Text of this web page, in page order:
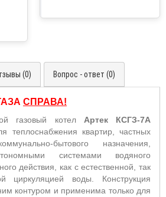
(0) Вопрос - ответ (0)
СПРАВА!
газовый котел Артек КСГЗ-7А
теплоснабжения квартир, частных
бытового назначения,
системами водяного
действия, как с естественной, так
циркуляцией воды.
Конструкция
контуром и применима только для